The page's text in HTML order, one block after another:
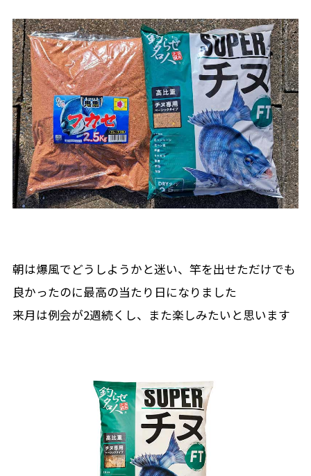
朝は爆風でどうしようかと迷い、竿を出せただけでも
良かったのに最高の当たり日になりました
来月は例会が2週続くし、また楽しみたいと思います